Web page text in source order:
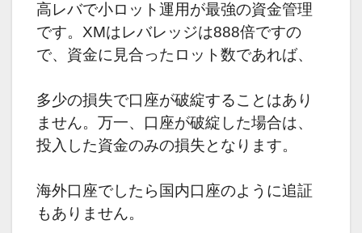
高レバで小ロット運用が最強の資金管理
です。 XMはレバレッジは888倍ですの
で、資金に見合ったロット数であれば、
多少の損失で口座が破綻することはあり
ません。 万一、口座が破綻した場合は、
投入した資金のみの損失となります。
海外口座でしたら国内口座のように追証
もありません。